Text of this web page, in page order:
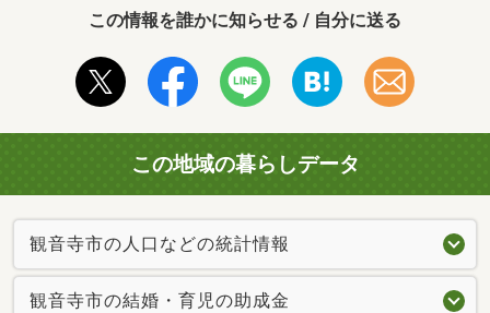
この情報を誰かに知らせる / 自分に送る
この地域の暮らしデータ
観音寺市の人口などの統計情報
観音寺市の結婚・育児の助成金